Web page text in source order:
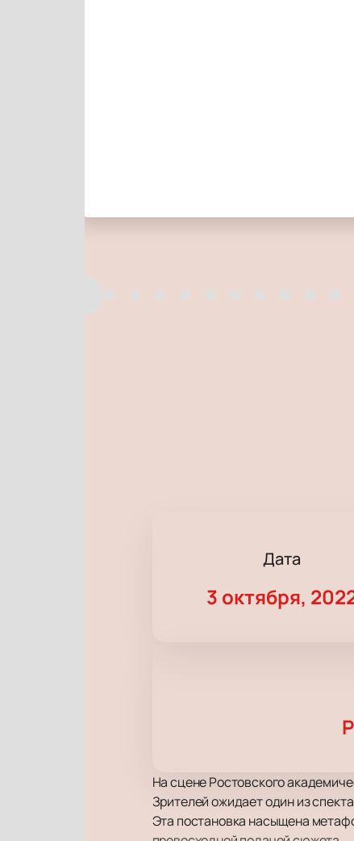
Дата
3 октября,
На сцене Ростовского
Зрителей ожидает один из
Эта постановка насыщена